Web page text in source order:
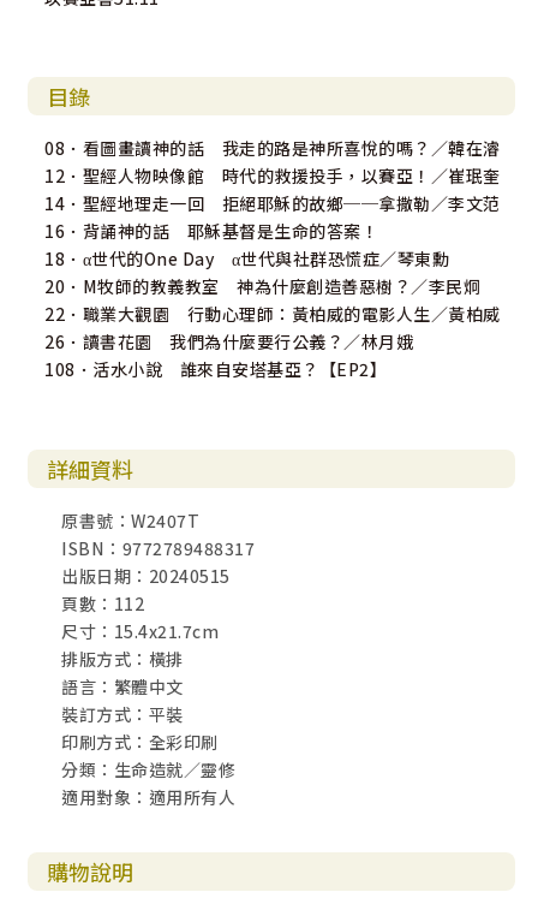
目錄
08．看圖畫讀神的話 我走的路是神所喜悅的嗎？／韓在濬
12．聖經人物映像館 時代的救援投手，以賽亞！／崔珉奎
14．聖經地理走一回 拒絕耶穌的故鄉──拿撒勒／李文范
16．背誦神的話 耶穌基督是生命的答案！
18．α世代的One Day α世代與社群恐慌症／琴東勳
20．M牧師的教義教室 神為什麼創造善惡樹？／李民炯
22．職業大觀園 行動心理師：黃柏威的電影人生／黃柏威
26．讀書花園 我們為什麼要行公義？／林月娥
108．活水小說 誰來自安塔基亞？【EP2】
詳細資料
原書號：W2407T
ISBN：9772789488317
出版日期：20240515
頁數：112
尺寸：15.4x21.7cm
排版方式：橫排
語言：繁體中文
裝訂方式：平裝
印刷方式：全彩印刷
分類：生命造就／靈修
適用對象：適用所有人
購物說明